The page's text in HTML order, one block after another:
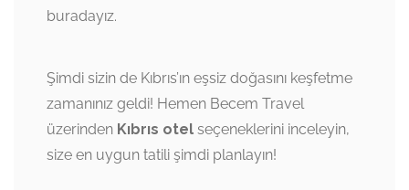
buradayız.
Şimdi sizin de Kıbrıs’ın eşsiz doğasını keşfetme
zamanınız geldi! Hemen Becem Travel
üzerinden Kıbrıs otel seçeneklerini inceleyin,
size en uygun tatili şimdi planlayın!